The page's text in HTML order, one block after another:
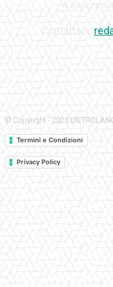
© Copyright - 2025
Termini e Condizioni
Privacy Policy